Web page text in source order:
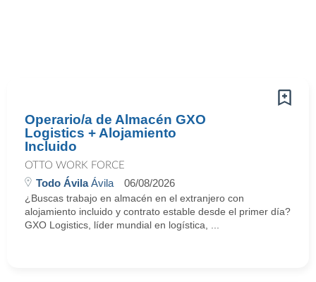
Operario/a de Almacén GXO
Logistics + Alojamiento
Incluido
OTTO WORK FORCE
Todo ÁvilaÁvila 06/08/2026
¿Buscas trabajo en almacén en el extranjero con
alojamiento incluido y contrato estable desde el primer día?
GXO Logistics, líder mundial en logística, ...